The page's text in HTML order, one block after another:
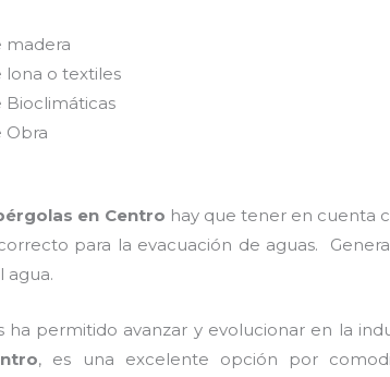
madera
lona o textiles
Bioclimáticas
Obra
en Centro hay que tener en cuenta
para la evacuación de aguas.
agua.
ha permitido avanzar y evolucionar en la
, es una excelente opción por